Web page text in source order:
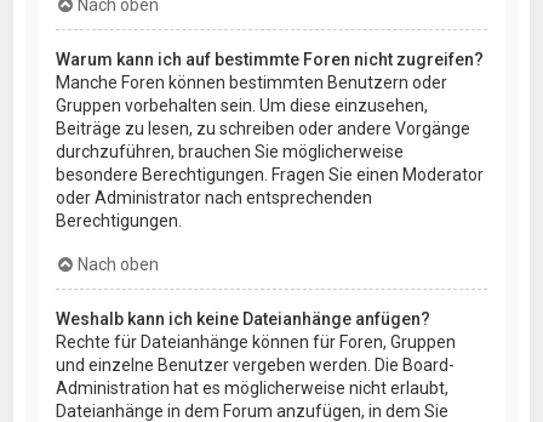
Nach oben
Warum kann ich auf bestimmte Foren nicht zugreifen?
Manche Foren können bestimmten Benutzern oder
Gruppen vorbehalten sein. Um diese einzusehen,
Beiträge zu lesen, zu schreiben oder andere Vorgänge
durchzuführen, brauchen Sie möglicherweise
besondere Berechtigungen. Fragen Sie einen Moderator
oder Administrator nach entsprechenden
Berechtigungen.
Nach oben
Weshalb kann ich keine Dateianhänge anfügen?
Rechte für Dateianhänge können für Foren, Gruppen
und einzelne Benutzer vergeben werden. Die Board-
Administration hat es möglicherweise nicht erlaubt,
Dateianhänge in dem Forum anzufügen, in dem Sie